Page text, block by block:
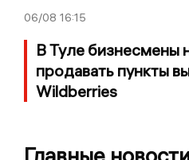
06/08 16:15
В Туле бизнесмены
продавать пункты
Wildberries